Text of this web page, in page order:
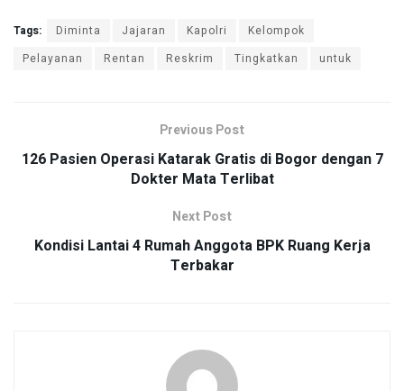
Tags: Diminta Jajaran Kapolri
Kelompok
Pelayanan
Rentan Reskrim Tingkatkan untuk
Previous Post
126 Pasien Operasi Katarak Gratis di Bogor dengan 7
Dokter Mata Terlibat
Next Post
Kondisi Lantai 4 Rumah Anggota BPK Ruang Kerja
Terbakar